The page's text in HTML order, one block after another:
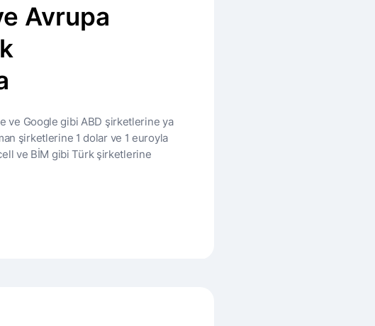
Avrupa
ve Google gibi ABD şirketlerine ya
şirketlerine 1 dolar ve 1 euroyla
ve BİM gibi Türk şirketlerine